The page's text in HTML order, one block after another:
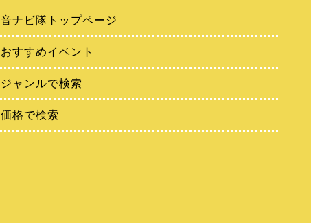
音ナビ隊トップページ
おすすめイベント
ジャンルで検索
価格で検索